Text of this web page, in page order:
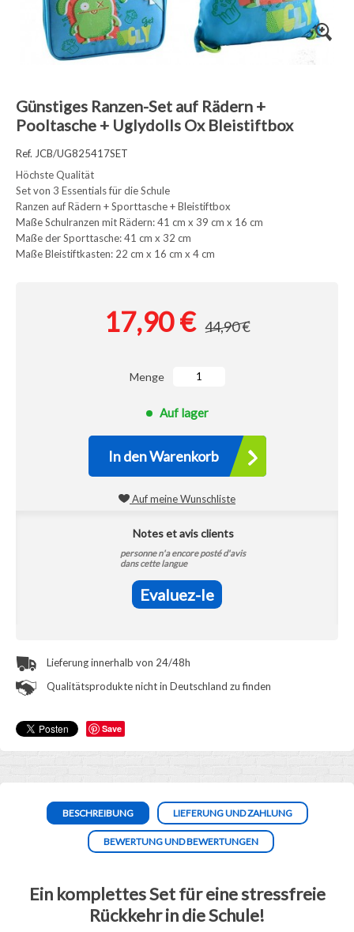
Save
Günstiges Ranzen-Set auf Rädern +
Pooltasche + Uglydolls Ox Bleistiftbox
Ref. JCB/UG825417SET
Höchste Qualität
Set von 3 Essentials für die Schule
Ranzen auf Rädern + Sporttasche + Bleistiftbox
Maße Schulranzen mit Rädern: 41 cm x 39 cm x 16 cm
Maße der Sporttasche: 41 cm x 32 cm
Maße Bleistiftkasten: 22 cm x 16 cm x 4 cm
17,90 € 44,90 €
Menge
Auf lager
In den Warenkorb
Auf meine Wunschliste
Notes et avis clients
personne n'a encore posté d'avis
dans cette langue
Evaluez-le
Lieferung innerhalb von 24/48h
Qualitätsprodukte nicht in Deutschland zu finden
BESCHREIBUNG LIEFERUNG UND ZAHLUNG
BEWERTUNG UND BEWERTUNGEN
Ein komplettes Set für eine stressfreie
Rückkehr in die Schule!